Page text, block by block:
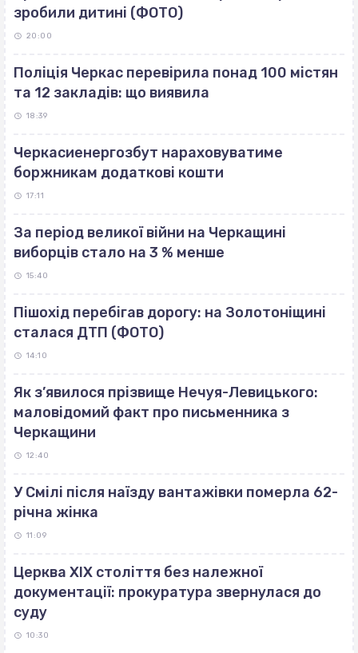
зробили дитині (ФОТО)
20:00
Поліція Черкас перевірила понад 100 містян
та 12 закладів: що виявила
18:39
Черкасиенергозбут нараховуватиме
боржникам додаткові кошти
17:11
За період великої війни на Черкащині
виборців стало на 3 % менше
15:40
Пішохід перебігав дорогу: на Золотоніщині
сталася ДТП (ФОТО)
14:10
Як з’явилося прізвище Нечуя-Левицького:
маловідомий факт про письменника з
Черкащини
12:40
У Смілі після наїзду вантажівки померла 62-
річна жінка
11:09
Церква ХІХ століття без належної
документації: прокуратура звернулася до
суду
10:30